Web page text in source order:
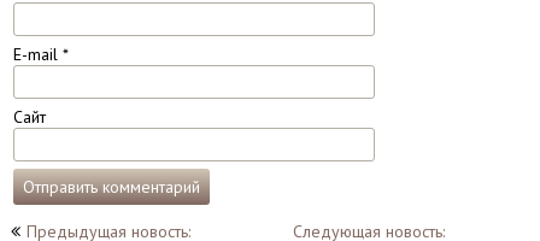
E-mail *
Сайт
Навигация
Предыдущая новость:
Следующая новость: